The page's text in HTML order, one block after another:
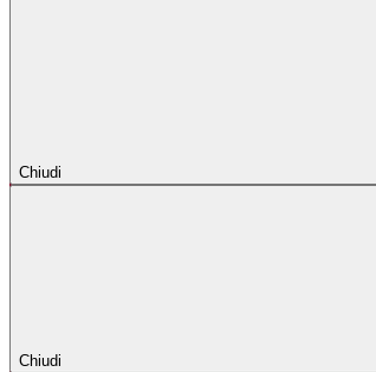
Chiudi
Chiudi